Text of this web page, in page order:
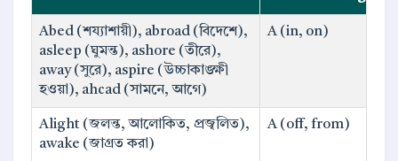
A (in, on)
Abed (শয্যাশায়ী), abroad (বিদেশে),
asleep (ঘুমন্ত), ashore (তীরে),
away (সুরে), aspire (উচ্চাকাঙ্ক্ষী
হওয়া), ahcad (সামনে, আগে)
A (off, from)
Alight (জলন্ত, আলোকিত, প্রজ্বলিত),
awake (জাগ্রত করা)